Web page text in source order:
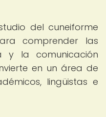
del cuneiforme
comprender las
y la comunicación
en un área de
lingüistas e